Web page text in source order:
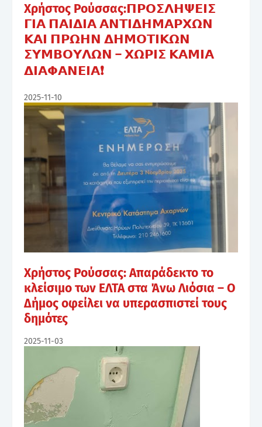
Χρήστος Ρούσσας:𝝥𝝦𝝤𝝨𝝠𝝜𝝭𝝚𝝞𝝨
𝝘𝝞𝝖 𝝥𝝖𝝞𝝙𝝞𝝖 𝝖𝝢𝝩𝝞𝝙𝝜𝝡𝝖𝝦𝝬𝝮𝝢
𝝟𝝖𝝞 𝝥𝝦𝝮𝝜𝝢 𝝙𝝜𝝡𝝤𝝩𝝞𝝟𝝮𝝢
𝝨𝝪𝝡𝝗𝝤𝝪𝝠𝝮𝝢 – 𝝬𝝮𝝦𝝞𝝨 𝝟𝝖𝝡𝝞𝝖
𝝙𝝞𝝖𝝫𝝖𝝢𝝚𝝞𝝖❗
2025-11-10
Χρήστος Ρούσσας: Απαράδεκτο το
κλείσιμο των ΕΛΤΑ στα Άνω Λιόσια – Ο
Δήμος οφείλει να υπερασπιστεί τους
δημότες
2025-11-03